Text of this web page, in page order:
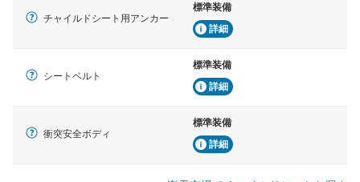
チャイルドシート用アンカー
標準装備
詳細
シートベルト
標準装備
詳細
衝突安全ボディ
標準装備
詳細